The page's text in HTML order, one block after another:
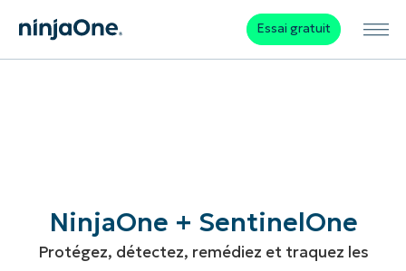
Essai gratuit
NinjaOne + SentinelOne
Protégez, détectez, remédiez et traquez les